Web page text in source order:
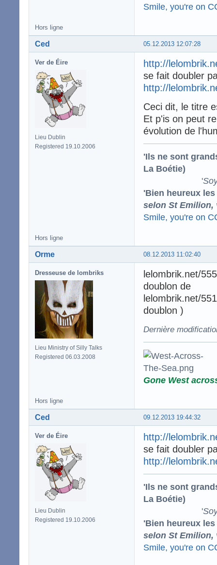
Smile, you're on
Hors ligne
05.12.2013 12:07:28
Ced
Ver de Éire
Lieu Dublin
Registered 19.10.2006
http://
se fait doubler
http://
Ceci dit, le titre
Et p'is on peut
évolution de
'Ils ne sont
La Boétie)
'
'Bien heureux
selon St Emilion,
Smile, you're on
Hors ligne
08.12.2013 11:02:40
Orme
Dresseuse de lombriks
Lieu Ministry of Silly Talks
Registered 06.03.2008
lelombrik.net/
doublon de
lelombrik.net/
doublon )
Dernière
Gone West
Hors ligne
09.12.2013 19:44:32
Ced
Ver de Éire
Lieu Dublin
Registered 19.10.2006
http://
se fait doubler
http://
'Ils ne sont
La Boétie)
'
'Bien heureux
selon St Emilion,
Smile, you're on